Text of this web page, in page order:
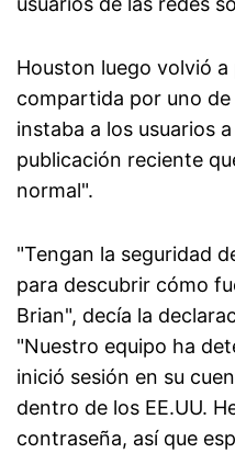
Houston luego volvió
compartida por uno
instaba a los usuarios
publicación reciente
normal".
"Tengan la seguridad
para descubrir cómo
Brian", decía la
"Nuestro equipo ha
inició sesión en su
dentro de los EE.UU.
contraseña, así que